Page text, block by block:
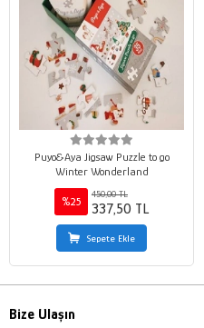
Puyo&Aya Jigsaw Puzzle to go
Winter Wonderland
%25
450,00 TL
337,50 TL
Sepete Ekle
Bize Ulaşın